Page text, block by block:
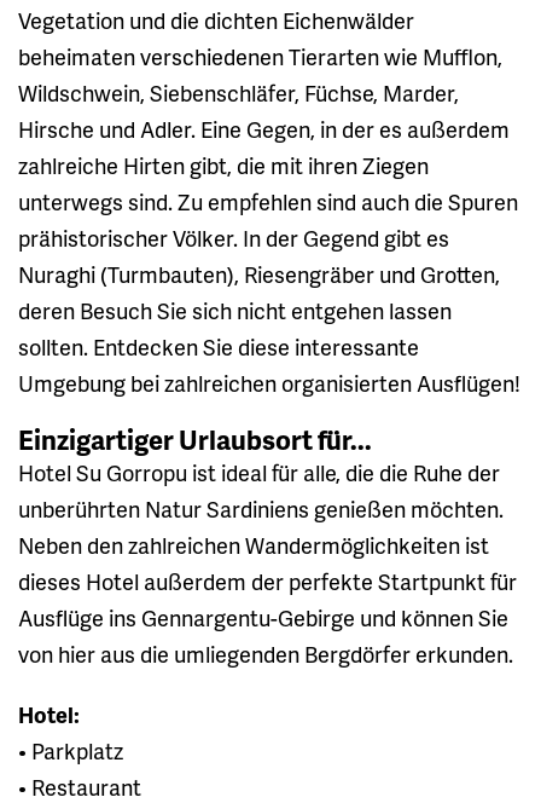
Vegetation und die dichten Eichenwälder
beheimaten verschiedenen Tierarten wie Mufflon,
Wildschwein, Siebenschläfer, Füchse, Marder,
Hirsche und Adler. Eine Gegen, in der es außerdem
zahlreiche Hirten gibt, die mit ihren Ziegen
unterwegs sind. Zu empfehlen sind auch die Spuren
prähistorischer Völker. In der Gegend gibt es
Nuraghi (Turmbauten), Riesengräber und Grotten,
deren Besuch Sie sich nicht entgehen lassen
sollten. Entdecken Sie diese interessante
Umgebung bei zahlreichen organisierten Ausflügen!
Einzigartiger Urlaubsort für...
Hotel Su Gorropu ist ideal für alle, die die Ruhe der
unberührten Natur Sardiniens genießen möchten.
Neben den zahlreichen Wandermöglichkeiten ist
dieses Hotel außerdem der perfekte Startpunkt für
Ausflüge ins Gennargentu-Gebirge und können Sie
von hier aus die umliegenden Bergdörfer erkunden.
Hotel:
• Parkplatz
• Restaurant